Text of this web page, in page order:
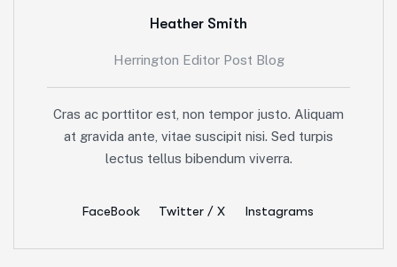
Heather Smith
Herrington Editor Post Blog
Cras ac porttitor est, non tempor justo. Aliquam
at gravida ante, vitae suscipit nisi. Sed turpis
lectus tellus bibendum viverra.
FaceBook Twitter / X Instagrams